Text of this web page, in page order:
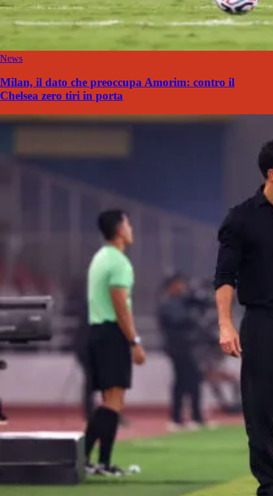
News
Milan, il dato che preoccupa Amorim: contro il
Chelsea zero tiri in porta